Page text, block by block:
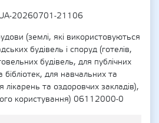
20260701-21106
(землі, які використовуються
будівель і споруд (готелів,
будівель, для публічних
бібліотек, для навчальних та
лікарень та оздоровчих закладів),
користування) 06112000-0